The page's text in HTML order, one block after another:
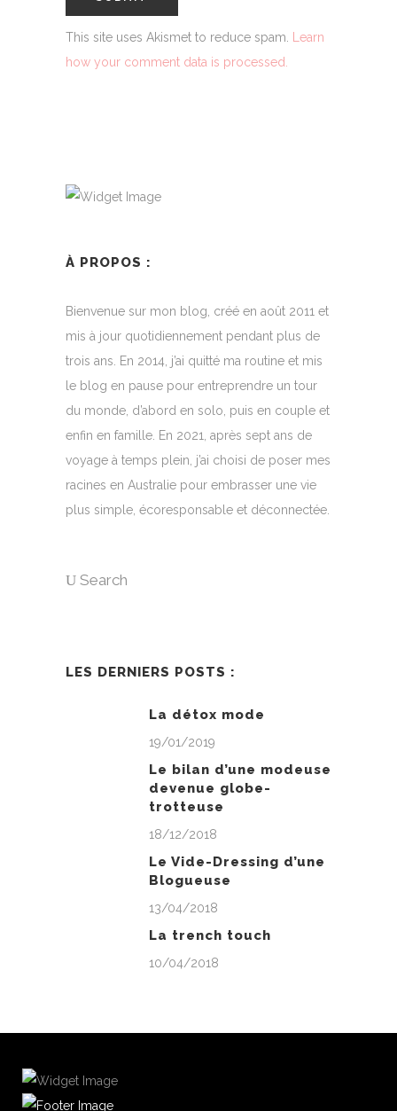
This site uses Akismet to reduce spam.
Learn
how your comment data is processed.
À PROPOS :
Bienvenue sur mon blog, créé en août 2011 et
mis à jour quotidiennement pendant plus de
trois ans. En 2014, j’ai quitté ma routine et mis
le blog en pause pour entreprendre un tour
du monde, d’abord en solo, puis en couple et
enfin en famille. En 2021, après sept ans de
voyage à temps plein, j’ai choisi de poser mes
racines en Australie pour embrasser une vie
plus simple, écoresponsable et déconnectée.
Search
LES DERNIERS POSTS :
La détox mode
19/01/2019
Le bilan d’une modeuse
devenue globe-
trotteuse
18/12/2018
Le Vide-Dressing d’une
Blogueuse
13/04/2018
La trench touch
10/04/2018